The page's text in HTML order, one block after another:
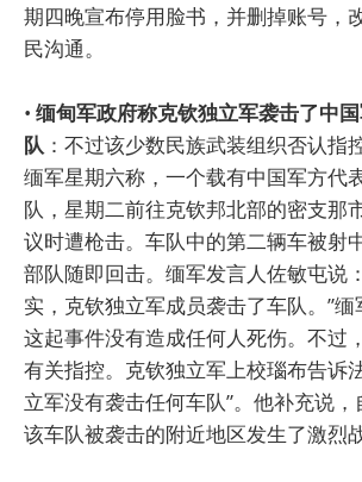
期四晚宣布停用脸书，并删掉账号，
民沟通。
• 缅甸军政府称克钦独立军袭击了中
队 ：不过该少数民族武装组织否认指
缅军星期六称，一个载有中国军方代
队，星期二前往克钦邦北部的密支那
议时遭枪击。车队中的第二辆车被射
部队随即回击。缅军发言人佐敏屯说
实，克钦独立军成员袭击了车队。”缅
这起事件没有造成任何人死伤。不过
有关指控。克钦独立军上校瑙布告诉
立军没有袭击任何车队”。他补充说，
该车队被袭击的附近地区发生了激烈战